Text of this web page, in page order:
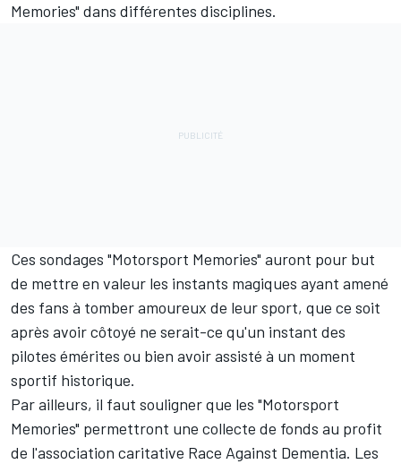
Memories" dans différentes disciplines.
Ces sondages "Motorsport Memories" auront pour but
de mettre en valeur les instants magiques ayant amené
des fans à tomber amoureux de leur sport, que ce soit
après avoir côtoyé ne serait-ce qu'un instant des
pilotes émérites ou bien avoir assisté à un moment
sportif historique.
Par ailleurs, il faut souligner que les "Motorsport
Memories" permettront une collecte de fonds au profit
de l'association caritative Race Against Dementia. Les